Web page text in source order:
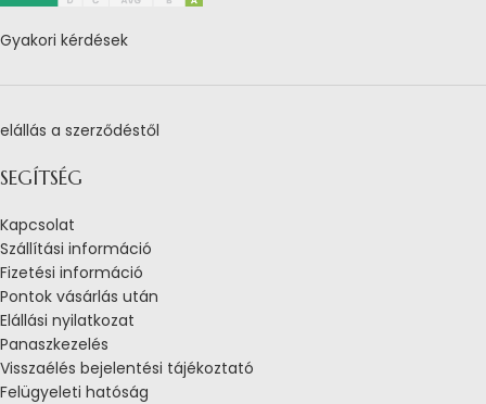
Gyakori kérdések
elállás a szerződéstől
SEGÍTSÉG
Kapcsolat
Szállítási információ
Fizetési információ
Pontok vásárlás után
Elállási nyilatkozat
Panaszkezelés
Visszaélés bejelentési tájékoztató
Felügyeleti hatóság